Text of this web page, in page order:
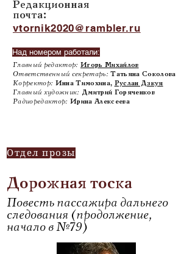
Редакционная
почта:
vtornik2020@rambler.ru
Над номером работали:
Главный редактор: Игорь Михайлов
Ответственный секретарь: Татьяна Соколова
Корректор: Инна Тимохина, Руслан Дзкуя
Главный художник: Дмитрий Горяченков
Радиоредактор: Ирина Алексеева
Отдел прозы
Дорожная тоска
Повесть пассажира дальнего
следования (продолжение,
начало в №79)